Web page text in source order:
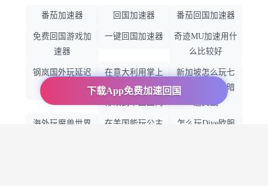
下载App免费加速回国
番茄加速器 回国加速器 番茄回国加速器
免费回国游戏加
速器
一键回国加速器
奇迹MU加速用什
么比较好
钢岚国外玩延迟
很高怎么办
在意大利用掌上
12333怎么把定位
新加坡怎么玩七
人传奇：光与暗
之交战
海外玩魔兽世界
在美国能玩公主
怎么玩Dive欧服